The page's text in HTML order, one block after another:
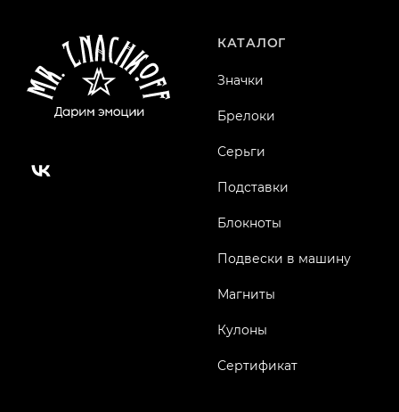
КАТАЛОГ
Значки
Брелоки
Серьги
Подставки
Блокноты
Подвески в машину
Магниты
Кулоны
Сертификат